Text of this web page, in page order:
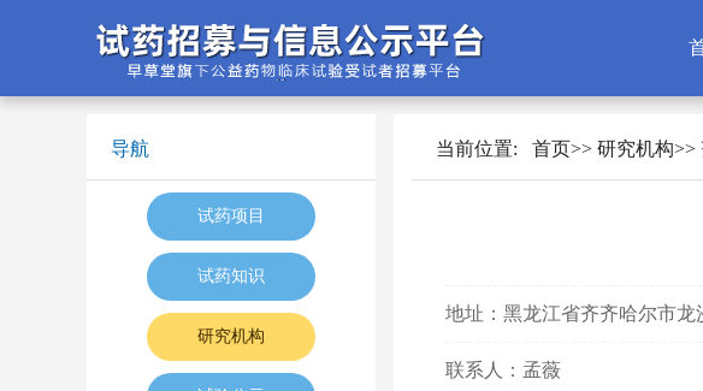
导航
试药项目
试药知识
研究机构
当前位置: 首页>> 研究机构>>
地址：黑龙江省齐齐哈尔市龙
联系人：孟薇